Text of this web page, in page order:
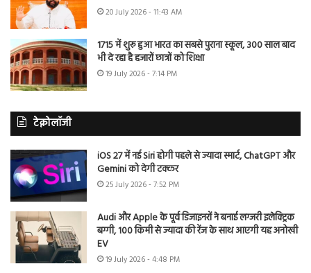
20 July 2026 - 11:43 AM
1715 में शुरू हुआ भारत का सबसे पुराना स्कूल, 300 साल बाद
भी दे रहा है हजारों छात्रों को शिक्षा
19 July 2026 - 7:14 PM
टेक्नोलॉजी
iOS 27 में नई Siri होगी पहले से ज्यादा स्मार्ट, ChatGPT और
Gemini को देगी टक्कर
25 July 2026 - 7:52 PM
Audi और Apple के पूर्व डिजाइनरों ने बनाई लग्जरी इलेक्ट्रिक
बग्गी, 100 किमी से ज्यादा की रेंज के साथ आएगी यह अनोखी
EV
19 July 2026 - 4:48 PM